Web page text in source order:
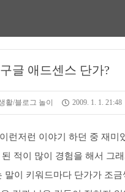
구글 애드센스 단가?
활/블로그 놀이 2009. 1. 1. 21:48
런저런 이야기 하던 중 재
적이 많이 경험을 해서 그
이 키워드마다 단가가 조